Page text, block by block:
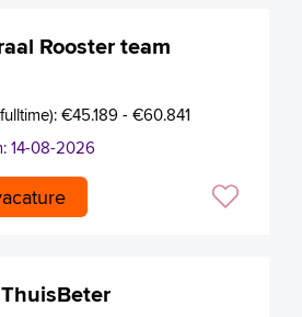
Rooster team
€45.189 - €60.841
14-08-2026